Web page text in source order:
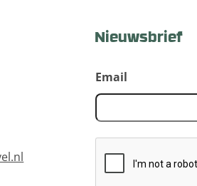
Nieuwsbrief
Email